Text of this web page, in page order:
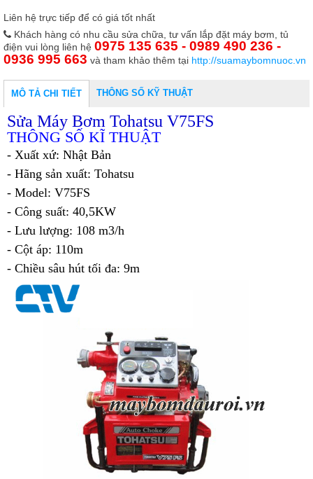
Liên hệ trực tiếp để có giá tốt nhất
Khách hàng có nhu cầu sửa chữa, tư vấn lắp đặt máy bơm, tủ
điện vui lòng liên hệ 0975 135 635 - 0989 490 236 -
0936 995 663 và tham khảo thêm tại http://suamaybomnuoc.vn
MÔ TẢ CHI TIẾT THÔNG SỐ KỸ THUẬT
Sửa Máy Bơm Tohatsu V75FS
THÔNG SỐ KĨ THUẬT
- Xuất xứ: Nhật Bản
- Hãng sản xuất: Tohatsu
- Model: V75FS
- Công suất: 40,5KW
- Lưu lượng: 108 m3/h
- Cột áp: 110m
- Chiều sâu hút tối đa: 9m